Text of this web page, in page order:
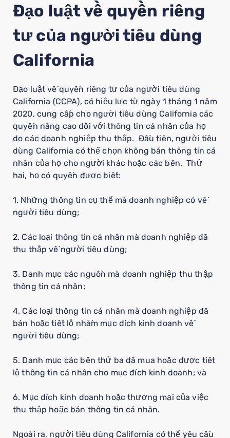
Đạo luật về quyền riêng
tư của người tiêu dùng
California
Đạo luật về quyền riêng tư của người tiêu dùng
California (CCPA), có hiệu lực từ ngày 1 tháng 1 năm
2020, cung cấp cho người tiêu dùng California các
quyền nâng cao đối với thông tin cá nhân của họ
do các doanh nghiệp thu thập. Đầu tiên, người tiêu
dùng California có thể chọn không bán thông tin cá
nhân của họ cho người khác hoặc các bên. Thứ
hai, họ có quyền được biết:
1. Những thông tin cụ thể mà doanh nghiệp có về
người tiêu dùng;
2. Các loại thông tin cá nhân mà doanh nghiệp đã
thu thập về người tiêu dùng;
3. Danh mục các nguồn mà doanh nghiệp thu thập
thông tin cá nhân;
4. Các loại thông tin cá nhân mà doanh nghiệp đã
bán hoặc tiết lộ nhằm mục đích kinh doanh về
người tiêu dùng;
5. Danh mục các bên thứ ba đã mua hoặc được tiết
lộ thông tin cá nhân cho mục đích kinh doanh; và
6. Mục đích kinh doanh hoặc thương mại của việc
thu thập hoặc bán thông tin cá nhân.
Ngoài ra, người tiêu dùng California có thể yêu cầu